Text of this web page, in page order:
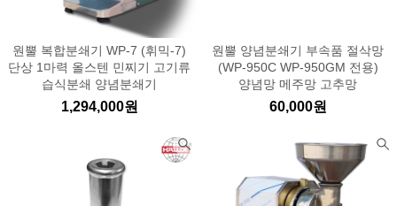
원뿔 복합분쇄기 WP-7 (휘믹-7)
단상 1마력 올스텐 민찌기 고기류
습식분쇄 양념분쇄기
1,294,000원
원뿔 양념분쇄기 부속품 절삭망
(WP-950C WP-950GM 전용)
양념망 메주망 고추망
60,000원